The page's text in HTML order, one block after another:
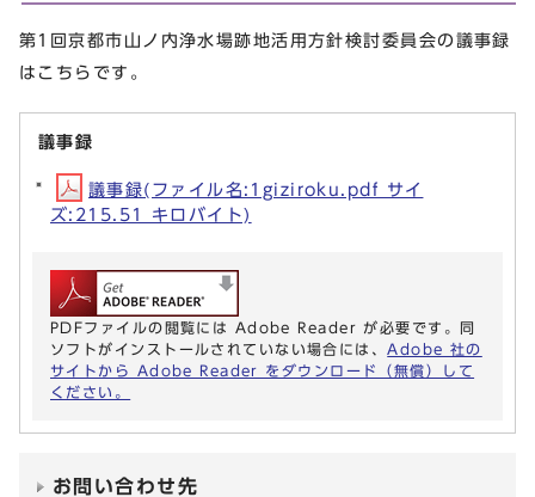
第1回京都市山ノ内浄水場跡地活用方針検討委員会の議事録
はこちらです。
議事録
議事録(ファイル名:1giziroku.pdf サイ
ズ:215.51 キロバイト)
PDFファイルの閲覧には Adobe Reader が必要です。同
ソフトがインストールされていない場合には、 Adobe 社の
サイトから Adobe Reader をダウンロード（無償）して
ください。
お問い合わせ先